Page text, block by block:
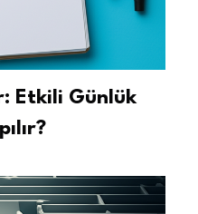
Etkili Günlük